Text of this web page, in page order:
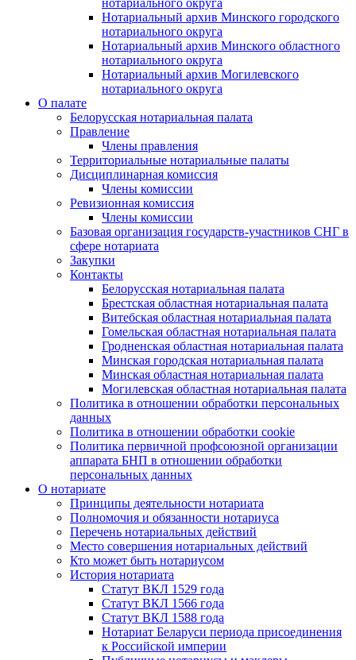
нотариального округа
Нотариальный архив Минского городского
нотариального округа
Нотариальный архив Минского областного
нотариального округа
Нотариальный архив Могилевского
нотариального округа
О палате
Белорусская нотариальная палата
Правление
Члены правления
Территориальные нотариальные палаты
Дисциплинарная комиссия
Члены комиссии
Ревизионная комиссия
Члены комиссии
Базовая организация государств-участников СНГ в
сфере нотариата
Закупки
Контакты
Белорусская нотариальная палата
Брестская областная нотариальная палата
Витебская областная нотариальная палата
Гомельская областная нотариальная палата
Гродненская областная нотариальная палата
Минская городская нотариальная палата
Минская областная нотариальная палата
Могилевская областная нотариальная палата
Политика в отношении обработки персональных
данных
Политика в отношении обработки cookie
Политика первичной профсоюзной организации
аппарата БНП в отношении обработки
персональных данных
О нотариате
Принципы деятельности нотариата
Полномочия и обязанности нотариуса
Перечень нотариальных действий
Место совершения нотариальных действий
Кто может быть нотариусом
История нотариата
Статут ВКЛ 1529 года
Статут ВКЛ 1566 года
Статут ВКЛ 1588 года
Нотариат Беларуси периода присоединения
к Российской империи